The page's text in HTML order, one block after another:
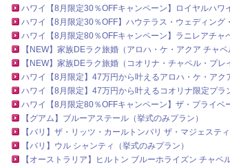
ハワイ【8月限定30％OFFキャンペーン】ロイヤルハワ
ハワイ【8月限定30％OFF】ハウテラス・ウェディング
ハワイ【8月限定80％OFFキャンペーン】ラニレアチャ
【NEW】家族DEラク旅婚（アロハ・ケ・アクア チャペ
【NEW】家族DEラク旅婚（コオリナ・チャペル・プ
ハワイ【8月限定】47万円から叶えるアロハ・ケ・アク
ハワイ【8月限定】47万円から叶えるコオリナ限定プラ
ハワイ【8月限定80％OFFキャンペーン】ザ・プライベ
【グアム】ブルーアステール（挙式のみプラン）
【バリ】ザ・リッツ・カールトンバリ ザ・マジェステ
【バリ】ウル シャンティ（挙式のみプラン）
【オーストラリア】ヒルトン ブルーホライズン チャペ